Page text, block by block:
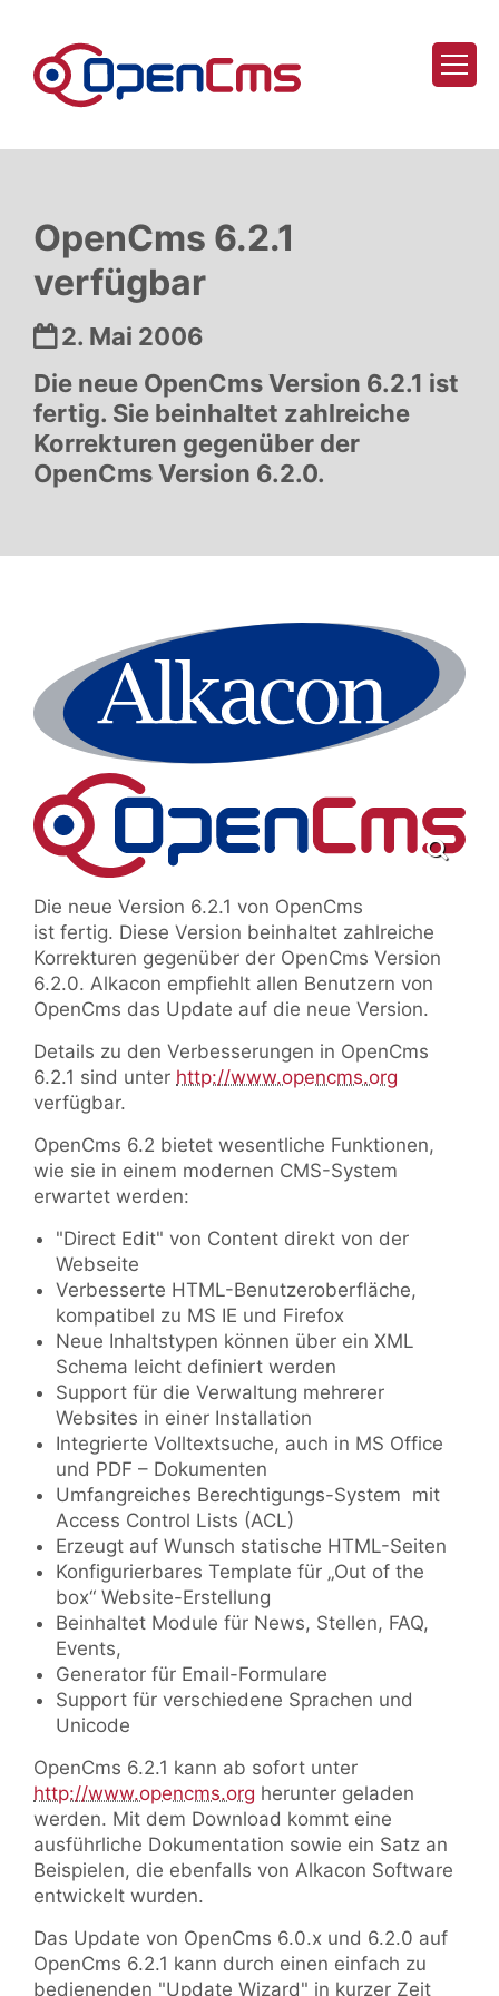
OpenCms 6.2.1
verfügbar
Datum:
2. Mai 2006
Die neue OpenCms Version 6.2.1 ist
fertig. Sie beinhaltet zahlreiche
Korrekturen gegenüber der
OpenCms Version 6.2.0.
Die neue Version 6.2.1 von OpenCms
ist fertig. Diese Version beinhaltet zahlreiche
Korrekturen gegenüber der OpenCms Version
6.2.0. Alkacon empfiehlt allen Benutzern von
OpenCms das Update auf die neue Version.
Details zu den Verbesserungen in OpenCms
6.2.1 sind unter http://www.opencms.org
verfügbar.
OpenCms 6.2 bietet wesentliche Funktionen,
wie sie in einem modernen CMS-System
erwartet werden:
"Direct Edit" von Content direkt von der
Webseite
Verbesserte HTML-Benutzeroberfläche,
kompatibel zu MS IE und Firefox
Neue Inhaltstypen können über ein XML
Schema leicht definiert werden
Support für die Verwaltung mehrerer
Websites in einer Installation
Integrierte Volltextsuche, auch in MS Office
und PDF – Dokumenten
Umfangreiches Berechtigungs-System mit
Access Control Lists (ACL)
Erzeugt auf Wunsch statische HTML-Seiten
Konfigurierbares Template für „Out of the
box“ Website-Erstellung
Beinhaltet Module für News, Stellen, FAQ,
Events,
Generator für Email-Formulare
Support für verschiedene Sprachen und
Unicode
OpenCms 6.2.1 kann ab sofort unter
http://www.opencms.org herunter geladen
werden. Mit dem Download kommt eine
ausführliche Dokumentation sowie ein Satz an
Beispielen, die ebenfalls von Alkacon Software
entwickelt wurden.
Das Update von OpenCms 6.0.x und 6.2.0 auf
OpenCms 6.2.1 kann durch einen einfach zu
bedienenden "Update Wizard" in kurzer Zeit